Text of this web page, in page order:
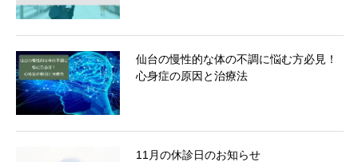
仙台の慢性的な体の不調に悩む方必見！
心身症の原因と治療法
11月の休診日のお知らせ